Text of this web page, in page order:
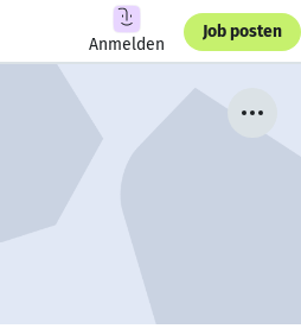
Anmelden
Job posten